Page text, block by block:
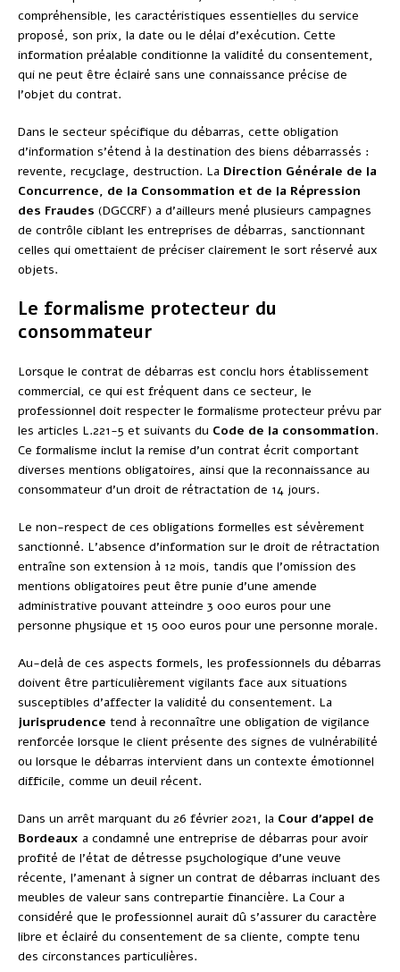
compréhensible, les caractéristiques essentielles du service
proposé, son prix, la date ou le délai d’exécution. Cette
information préalable conditionne la validité du consentement,
qui ne peut être éclairé sans une connaissance précise de
l’objet du contrat.
Dans le secteur spécifique du débarras, cette obligation
d’information s’étend à la destination des biens débarrassés :
revente, recyclage, destruction. La Direction Générale de la
Concurrence, de la Consommation et de la Répression
des Fraudes (DGCCRF) a d’ailleurs mené plusieurs campagnes
de contrôle ciblant les entreprises de débarras, sanctionnant
celles qui omettaient de préciser clairement le sort réservé aux
objets.
Le formalisme protecteur du
consommateur
Lorsque le contrat de débarras est conclu hors établissement
commercial, ce qui est fréquent dans ce secteur, le
professionnel doit respecter le formalisme protecteur prévu par
les articles L.221-5 et suivants du Code de la consommation.
Ce formalisme inclut la remise d’un contrat écrit comportant
diverses mentions obligatoires, ainsi que la reconnaissance au
consommateur d’un droit de rétractation de 14 jours.
Le non-respect de ces obligations formelles est sévèrement
sanctionné. L’absence d’information sur le droit de rétractation
entraîne son extension à 12 mois, tandis que l’omission des
mentions obligatoires peut être punie d’une amende
administrative pouvant atteindre 3 000 euros pour une
personne physique et 15 000 euros pour une personne morale.
Au-delà de ces aspects formels, les professionnels du débarras
doivent être particulièrement vigilants face aux situations
susceptibles d’affecter la validité du consentement. La
jurisprudence tend à reconnaître une obligation de vigilance
renforcée lorsque le client présente des signes de vulnérabilité
ou lorsque le débarras intervient dans un contexte émotionnel
difficile, comme un deuil récent.
Dans un arrêt marquant du 26 février 2021, la Cour d’appel de
Bordeaux a condamné une entreprise de débarras pour avoir
profité de l’état de détresse psychologique d’une veuve
récente, l’amenant à signer un contrat de débarras incluant des
meubles de valeur sans contrepartie financière. La Cour a
considéré que le professionnel aurait dû s’assurer du caractère
libre et éclairé du consentement de sa cliente, compte tenu
des circonstances particulières.